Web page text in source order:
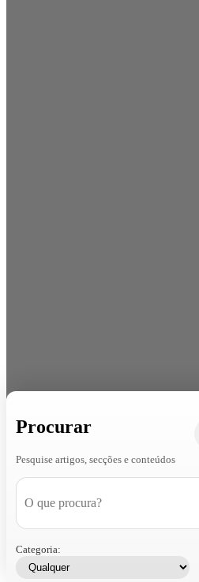
Procurar
Pesquise artigos, secções e conteúdos
Categoria: